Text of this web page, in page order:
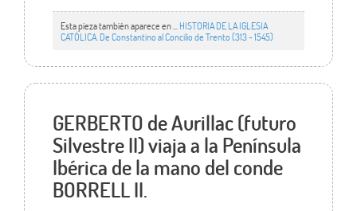
Esta pieza también aparece en ... HISTORIA DE LA IGLESIA
CATÓLICA. De Constantino al Concilio de Trento (313 - 1545)
GERBERTO de Aurillac (futuro
Silvestre II) viaja a la Península
Ibérica de la mano del conde
BORRELL II.